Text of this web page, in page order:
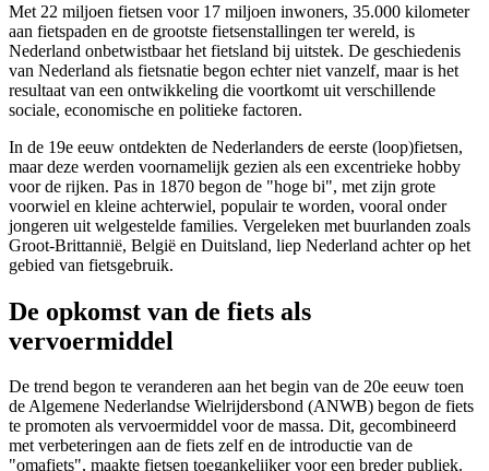
Met 22 miljoen fietsen voor 17 miljoen inwoners, 35.000 kilometer
aan fietspaden en de grootste fietsenstallingen ter wereld, is
Nederland onbetwistbaar het fietsland bij uitstek. De geschiedenis
van Nederland als fietsnatie begon echter niet vanzelf, maar is het
resultaat van een ontwikkeling die voortkomt uit verschillende
sociale, economische en politieke factoren.
In de 19e eeuw ontdekten de Nederlanders de eerste (loop)fietsen,
maar deze werden voornamelijk gezien als een excentrieke hobby
voor de rijken. Pas in 1870 begon de "hoge bi", met zijn grote
voorwiel en kleine achterwiel, populair te worden, vooral onder
jongeren uit welgestelde families. Vergeleken met buurlanden zoals
Groot-Brittannië, België en Duitsland, liep Nederland achter op het
gebied van fietsgebruik.
De opkomst van de fiets als
vervoermiddel
De trend begon te veranderen aan het begin van de 20e eeuw toen
de Algemene Nederlandse Wielrijdersbond (ANWB) begon de fiets
te promoten als vervoermiddel voor de massa. Dit, gecombineerd
met verbeteringen aan de fiets zelf en de introductie van de
"omafiets", maakte fietsen toegankelijker voor een breder publiek.